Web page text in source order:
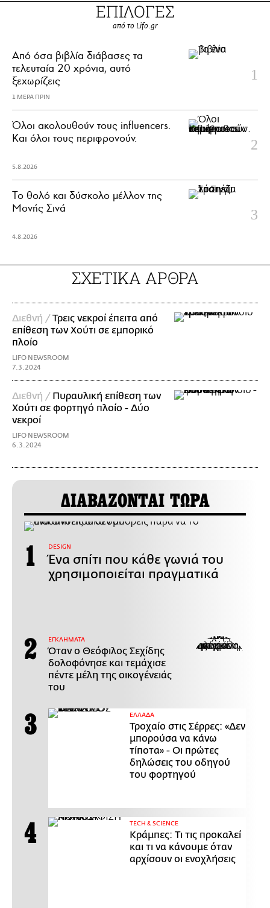
ΕΠΙΛΟΓΕΣ
από το Lifo.gr
Από όσα βιβλία διάβασες τα
τελευταία 20 χρόνια, αυτό
ξεχωρίζεις
1 ΜΕΡΑ ΠΡΙΝ
Όλοι ακολουθούν τους influencers.
Και όλοι τους περιφρονούν.
5.8.2026
Το θολό και δύσκολο μέλλον της
Μονής Σινά
4.8.2026
ΣΧΕΤΙΚΑ ΑΡΘΡΑ
Διεθνή / Τρεις νεκροί έπειτα από
επίθεση των Χούτι σε εμπορικό
πλοίο
LIFO NEWSROOM
7.3.2024
Διεθνή / Πυραυλική επίθεση των
Χούτι σε φορτηγό πλοίο - Δύο
νεκροί
LIFO NEWSROOM
6.3.2024
ΔΙΑΒΑΖΟΝΤΑΙ ΤΩΡΑ
DESIGN
Ένα σπίτι που κάθε γωνιά του
χρησιμοποιείται πραγματικά
ΕΓΚΛΗΜΑΤΑ
Όταν ο Θεόφιλος Σεχίδης
δολοφόνησε και τεμάχισε
πέντε μέλη της οικογένειάς
του
ΕΛΛΑΔΑ
Τροχαίο στις Σέρρες: «Δεν
μπορούσα να κάνω
τίποτα» - Οι πρώτες
δηλώσεις του οδηγού
του φορτηγού
ΤECH & SCIENCE
Κράμπες: Τι τις προκαλεί
και τι να κάνουμε όταν
αρχίσουν οι ενοχλήσεις